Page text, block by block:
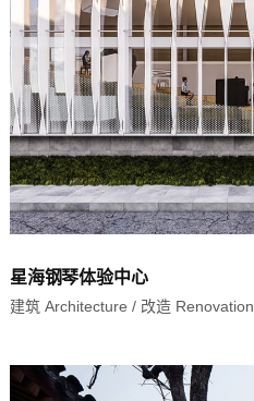
星海钢琴体验中心
建筑 Architecture / 改造 Renovation